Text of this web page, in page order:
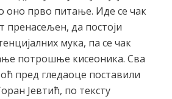
оно прво питање. Иде се чак
пренасељен, да постоји
мука, па се чак
потрошње кисеоника. Сва
пред гледаоце поставили
Јевтић, по тексту